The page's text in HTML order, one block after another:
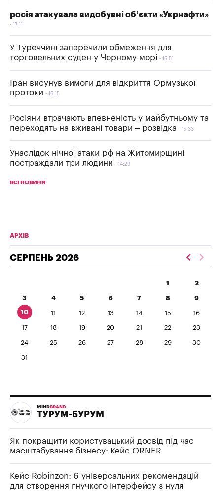
росія атакувала видобувні об’єкти «Укрнафти»
17:11
У Туреччині заперечили обмеження для
торговельних суден у Чорному морі
16:51
Іран висунув вимоги для відкриття Ормузької
протоки
16:15
Росіяни втрачають впевненість у майбутньому та
переходять на вживані товари – розвідка
15:33
Унаслідок нічної атаки рф на Житомирщині
постраждали три людини
14:29
ВСІ НОВИНИ
АРХІВ
СЕРПЕНЬ 2026
1 2
3 4 5 6 7 8 9
10 11 12 13 14 15 16
17 18 19 20 21 22 23
24 25 26 27 28 29 30
31
MIND BRAND
ТУРУМ-БУРУМ
Як покращити користувацький досвід під час
масштабування бізнесу: Кейс ORNER
Кейс Robinzon: 6 універсальних рекомендацій
для створення гнучкого інтерфейсу з нуля